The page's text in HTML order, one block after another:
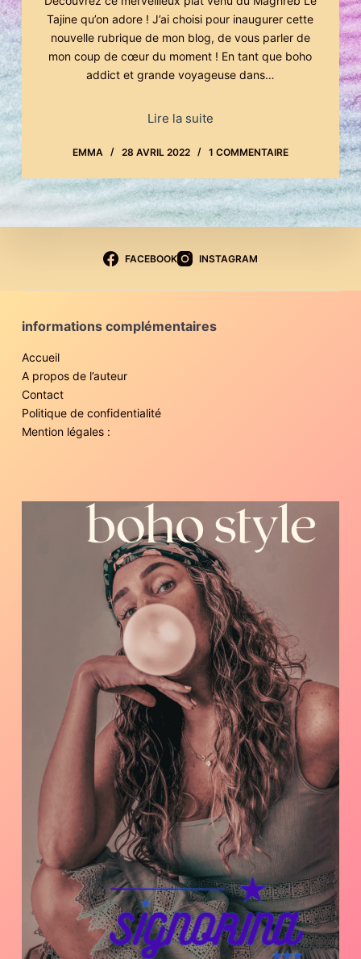
Tajine qu’on adore ! J’ai choisi pour inaugurer cette
nouvelle rubrique de mon blog, de vous parler de
mon coup de cœur du moment ! En tant que boho
addict et grande voyageuse dans…
Lire la suite
EMMA 28 AVRIL 2022 1 COMMENTAIRE
FACEBOOK INSTAGRAM
informations complémentaires
Accueil
A propos de l’auteur
Contact
Politique de confidentialité
Mention légales :